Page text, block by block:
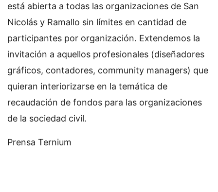
está abierta a todas las organizaciones de San
Nicolás y Ramallo sin límites en cantidad de
participantes por organización. Extendemos la
invitación a aquellos profesionales (diseñadores
gráficos, contadores, community managers) que
quieran interiorizarse en la temática de
recaudación de fondos para las organizaciones
de la sociedad civil.
Prensa Ternium